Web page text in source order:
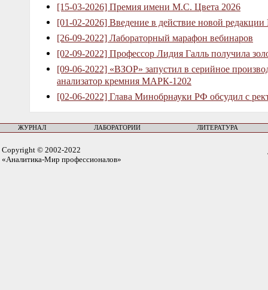
[15-03-2026] Премия имени М.С. Цвета 2026
[01-02-2026] Введение в действие новой
[26-09-2022] Лабораторный марафон вебинаров
[02-09-2022] Профессор Лидия Галль получила
[09-06-2022] «ВЗОР» запустил в серийное
анализатор кремния МАРК-1202
[02-06-2022] Глава Минобрнауки РФ обсудил с
ЖУРНАЛ ЛАБОРАТОРИИ ЛИТЕРАТУРА
Copyright © 2002-2022
«Аналитика-Мир профессионалов»